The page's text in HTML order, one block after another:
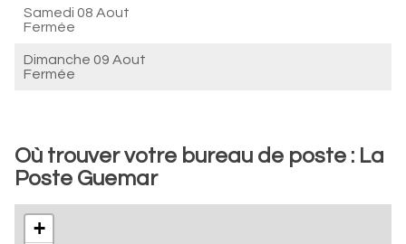
Samedi 08 Aout
Fermée
Dimanche 09 Aout
Fermée
Où trouver votre bureau de poste : La
Poste Guemar
+